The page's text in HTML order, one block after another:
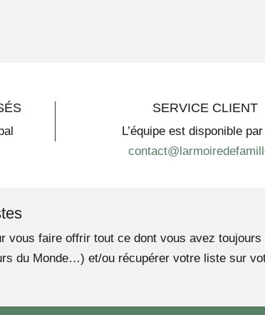
SERVICE CLIENT
L’équipe est disponible par
vous faire offrir tout ce dont vous avez toujours
du Monde…) et/ou récupérer votre liste sur